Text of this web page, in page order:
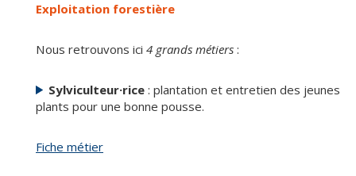
Exploitation forestière
Nous retrouvons ici 4 grands métiers :
Sylviculteur·rice : plantation et entretien des jeunes
plants pour une bonne pousse.
Fiche métier